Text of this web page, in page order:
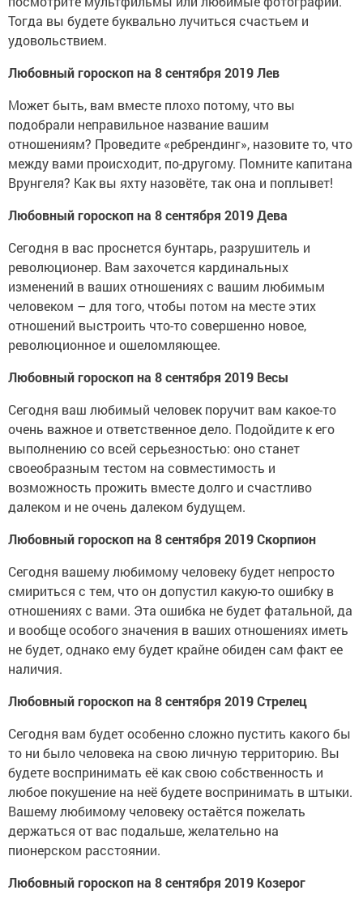
Тогда вы будете буквально лучиться счастьем и
удовольствием.
Любовный гороскоп на 8 сентября 2019 Лев
Может быть, вам вместе плохо потому, что вы
подобрали неправильное название вашим
отношениям? Проведите «ребрендинг», назовите то, что
между вами происходит, по-другому. Помните капитана
Врунгеля? Как вы яхту назовёте, так она и поплывет!
Любовный гороскоп на 8 сентября 2019 Дева
Сегодня в вас проснется бунтарь, разрушитель и
революционер. Вам захочется кардинальных
изменений в ваших отношениях с вашим любимым
человеком – для того, чтобы потом на месте этих
отношений выстроить что-то совершенно новое,
революционное и ошеломляющее.
Любовный гороскоп на 8 сентября 2019 Весы
Сегодня ваш любимый человек поручит вам какое-то
очень важное и ответственное дело. Подойдите к его
выполнению со всей серьезностью: оно станет
своеобразным тестом на совместимость и
возможность прожить вместе долго и счастливо
далеком и не очень далеком будущем.
Любовный гороскоп на 8 сентября 2019 Скорпион
Сегодня вашему любимому человеку будет непросто
смириться с тем, что он допустил какую-то ошибку в
отношениях с вами. Эта ошибка не будет фатальной, да
и вообще особого значения в ваших отношениях иметь
не будет, однако ему будет крайне обиден сам факт ее
наличия.
Любовный гороскоп на 8 сентября 2019 Стрелец
Сегодня вам будет особенно сложно пустить какого бы
то ни было человека на свою личную территорию. Вы
будете воспринимать её как свою собственность и
любое покушение на неё будете воспринимать в штыки.
Вашему любимому человеку остаётся пожелать
держаться от вас подальше, желательно на
пионерском расстоянии.
Любовный гороскоп на 8 сентября 2019 Козерог